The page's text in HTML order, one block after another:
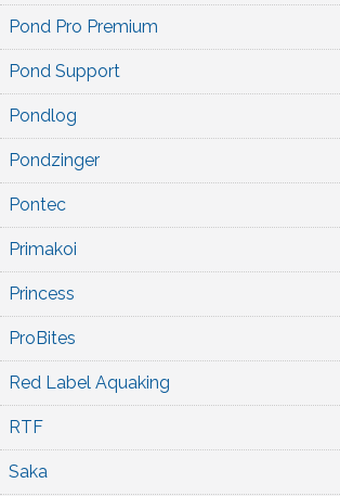
Pond Pro Premium
Pond Support
Pondlog
Pondzinger
Pontec
Primakoi
Princess
ProBites
Red Label Aquaking
RTF
Saka